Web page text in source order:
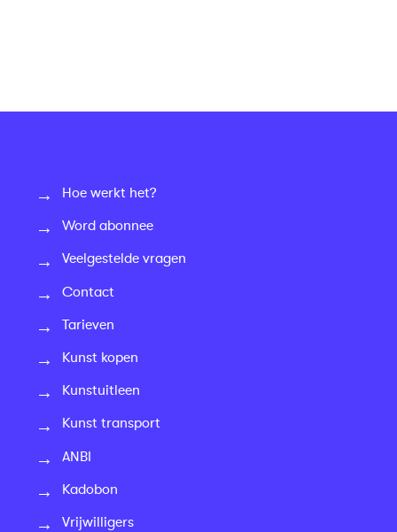
Hoe werkt het?
Word abonnee
Veelgestelde vragen
Contact
Tarieven
Kunst kopen
Kunstuitleen
Kunst transport
ANBI
Kadobon
Vrijwilligers